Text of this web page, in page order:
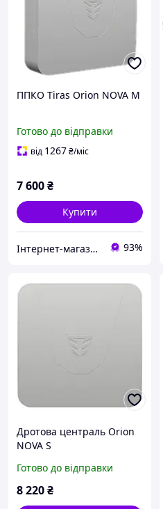
ППКО Tiras Orion NOVA M
Готово до відправки
від 1267₴/міс
7 600₴
Купити
Інтернет-магазин Kronverk 93%
Дротова централь Orion
NOVA S
Готово до відправки
8 220₴